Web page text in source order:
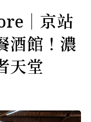
｜京站
酒館！濃
天堂